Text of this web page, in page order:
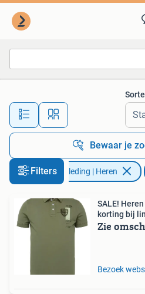
Alle
Bewaar je
Filters Kleding | Heren
SALE!
korting bij
Zie
Bezoek